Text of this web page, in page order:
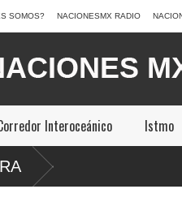
SOMOS? NACIONESMX RADIO
Interoceánico Istmo